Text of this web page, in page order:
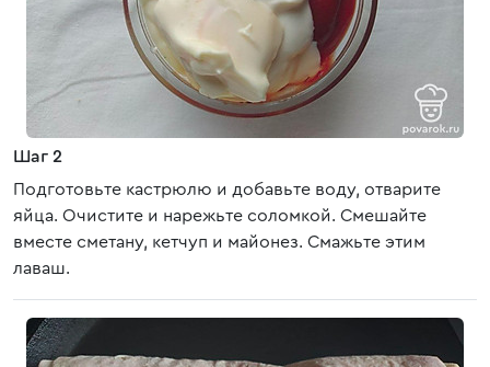
Шаг 2
Подготовьте кастрюлю и добавьте воду, отварите
яйца. Очистите и нарежьте соломкой. Смешайте
вместе сметану, кетчуп и майонез. Смажьте этим
лаваш.